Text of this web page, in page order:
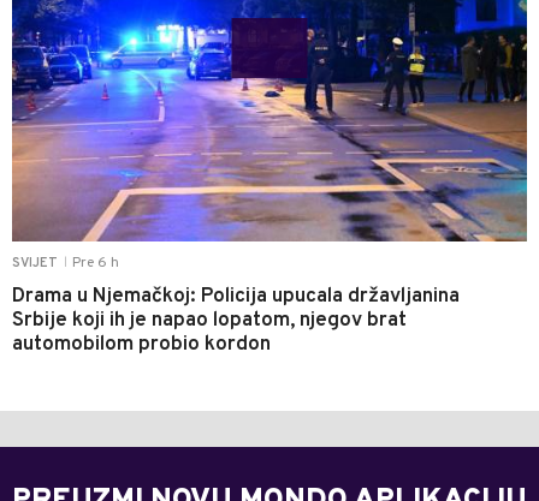
SVIJET Pre 6 h
Drama u Njemačkoj: Policija upucala državljanina
Srbije koji ih je napao lopatom, njegov brat
automobilom probio kordon